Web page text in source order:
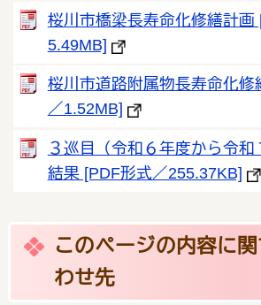
桜川市橋梁長寿命化修繕計画
5.49MB]
桜川市道路附属物長寿命化修
／1.52MB]
３巡目（令和６年度から令和
結果 [PDF形式／255.37KB]
このページの内容に
わせ先